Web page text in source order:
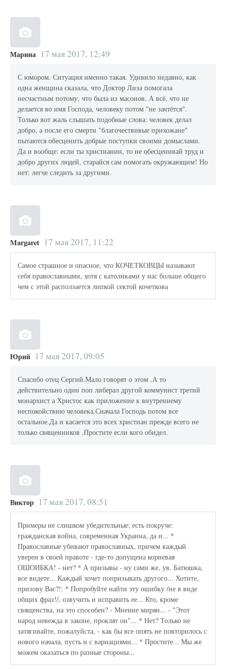
Марина 17 мая 2017, 12:49
С юмором. Ситуация именно такая. Удивило недавно, как
одна женщина сказала, что Доктор Лиза помогала
несчастным потому, что была из масонов. А всё, что не
делается во имя Господа, человеку потом "не зачтётся".
Только вот жаль слышать подобные слова: человек делал
добро, а после его смерти "благочествивые прихожане"
пытаются обесценить добрые поступки своими домыслами.
Да и вообще: если ты христианин, то не обесценивай труд и
добро других людей, старайся сам помогать окружающим! Но
нет: легче следить за другими.
Margaret 17 мая 2017, 11:22
Самое страшное и опасное, что КОЧЕТКОВЦЫ называют
себя православными, хотя с католиками у нас больше общего
чем с этой расползается липкой сектой кочеткова
Юрий 17 мая 2017, 09:05
Спасибо отец Сергий.Мало говорят о этом .А то
действительно один поп либерал другой коммунист третий
монархист а Христос как приложение к внутреннему
неспокойствию человека.Сначала Господь потом все
остальное.Да и касается это всех христиан прежде всего не
только священников .Простите если кого обидел.
Виктор 17 мая 2017, 08:51
Примеры не слишком убедительные; есть покруче:
гражданская война, современная Украина, да и... *
Православные убивают православных, причем каждый
уверен в своей правоте - где-то допущена корневая
ОШОИБКА! - нет? * А призывы - ну сами же, ув. Батюшка,
все видете... Каждый хочет попризывать другого... Хотите,
призову Вас?!: * Попробуйте найти эту ошибку /не в виде
общих фраз!/, озвучить и исправить ее... Кто, кроме
священства, на это способен? - Мнение мирян... - "Этот
народ невежда в законе, проклят он"... * Нет? Только не
затягивайте, пожалуйста, - как бы все опять не повторилось с
нового начала, пусть и с вариациями... * Простите... Мы же
можем оказаться по разные стороны...